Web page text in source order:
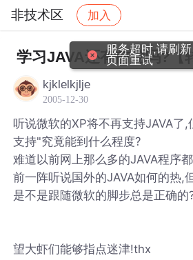
非技术区 加入
社区 非技术区 帖子详情
学习JAVA还有前途吗?【
kjklelkjlje
2005-12-30
听说微软的XP将不再支持JAVA了
支持"究竟能到什么程度?
难道以前网上那么多的JAVA程序
前一阵听说国外的JAVA如何的热,
是不是跟随微软的脚步总是正确的
望大虾们能够指点迷津!thx
服务超时,请刷新
页面重试